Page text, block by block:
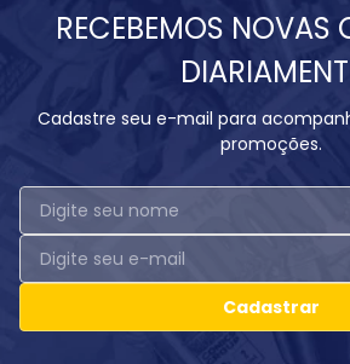
RECEBEMOS NOVAS
Cadastre seu e-mail para
promoções.
Cadastrar